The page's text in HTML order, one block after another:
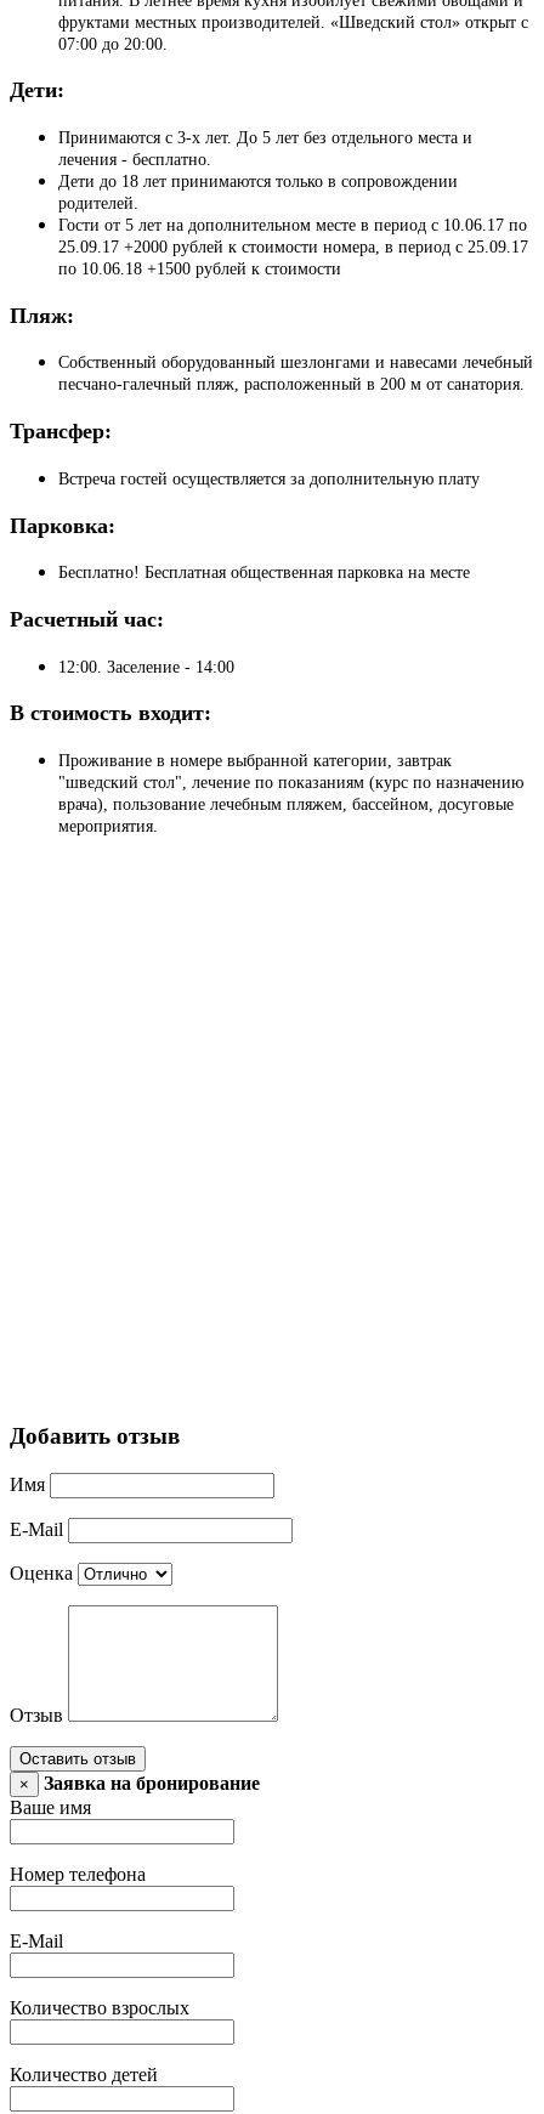
фруктами местных производителей. «Шведский стол» открыт с
07:00 до 20:00.
Дети:
Принимаются с 3-х лет. До 5 лет без отдельного места и
лечения - бесплатно.
Дети до 18 лет принимаются только в сопровождении
родителей.
Гости от 5 лет на дополнительном месте в период с 10.06.17 по
25.09.17 +2000 рублей к стоимости номера, в период с 25.09.17
по 10.06.18 +1500 рублей к стоимости
Пляж:
Собственный оборудованный шезлонгами и навесами лечебный
песчано-галечный пляж, расположенный в 200 м от санатория.
Трансфер:
Встреча гостей осуществляется за дополнительную плату
Парковка:
Бесплатно! Бесплатная общественная парковка на месте
Расчетный час:
12:00. Заселение - 14:00
В стоимость входит:
Проживание в номере выбранной категории, завтрак
"шведский стол", лечение по показаниям (курс по назначению
врача), пользование лечебным пляжем, бассейном, досуговые
мероприятия.
Добавить отзыв
Имя
E-Mail
Оценка
Отзыв
Оставить отзыв
×
Заявка на бронирование
Ваше имя
Номер телефона
E-Mail
Количество взрослых
Количество детей